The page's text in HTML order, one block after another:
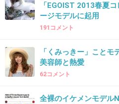
良さがなくなってる…
日本の事務所と契約終了
40. 匿名2019/01/13(日) 15:37:23
「EGOIST 2013春夏
ージモデルに起用
191コメント
「くみっきー」こと
美容師と熱愛
62コメント
全裸のイケメンモデル